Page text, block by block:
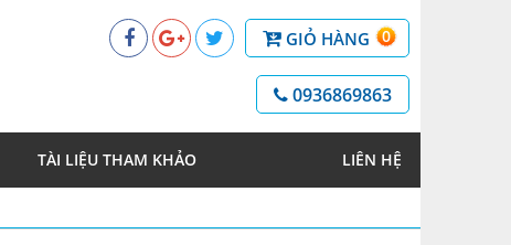
GIỎ HÀNG 0
0936869863
TÀI LIỆU THAM KHẢO LIÊN HỆ